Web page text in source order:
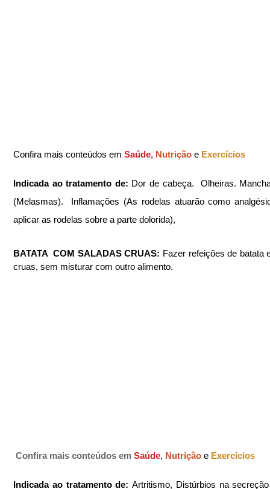
Confira mais conteúdos em Saúde, Nutrição e Exercícios
Indicada ao tratamento de: Dor de cabeça.  Olheiras.
(Melasmas).  Inflamações (As rodelas atuarão como
aplicar as rodelas sobre a parte dolorida),
BATATA  COM SALADAS CRUAS: Fazer refeições de batata
cruas, sem misturar com outro alimento.
Confira mais conteúdos em Saúde, Nutrição e Exercícios
Indicada ao tratamento de: Artritismo, Distúrbios na